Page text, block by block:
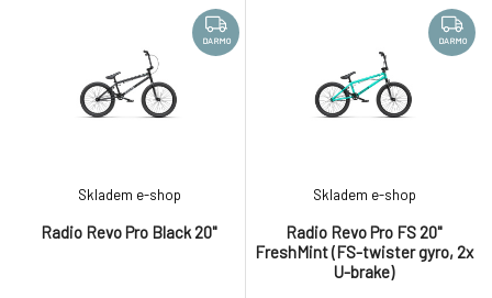
po celém světě (aktuálně se
distribuuje ve více než 50
zemích na 6 kontinentech). Při
návrhu svých kol vychází z
pokrokových rámů s pro
střední úrovně - kvalitní rám,
moderní geometrie, kvalitní
výbava za super cenu. Radio
BMX je progresivní německá
značka, která zís
DARMO
Radio Revo Pro Black 20"
Skladem e-shop
DARMO
Radio Revo Pro FS 20"
FreshMint (FS-twister gyro, 2x
U-brake)
Skladem e-shop